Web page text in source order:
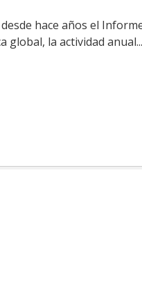
hace años el
global, la actividad anual...